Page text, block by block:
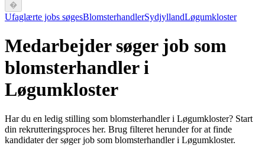
�
Ufaglærte jobs søgesBlomsterhandlerSydjyllandLøgumkloster
Medarbejder søger job som
blomsterhandler i
Løgumkloster
Har du en ledig stilling som blomsterhandler i Løgumkloster? Start
din rekrutteringsproces her. Brug filteret herunder for at finde
kandidater der søger job som blomsterhandler i Løgumkloster.